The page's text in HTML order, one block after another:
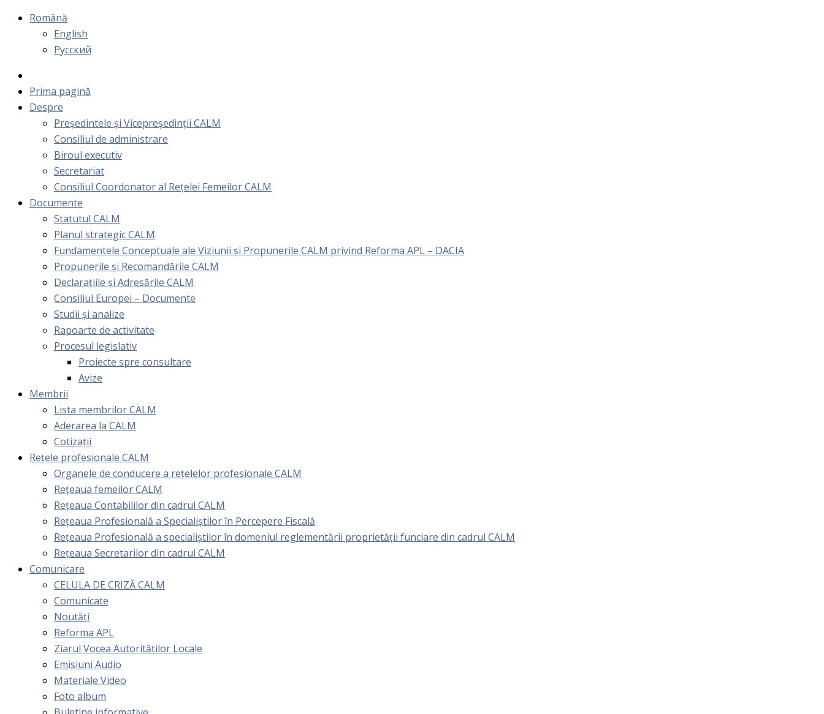
Română
English
Русский
Prima pagină
Despre
Președintele și Vicepreședinții CALM
Consiliul de administrare
Biroul executiv
Secretariat
Consiliul Coordonator al Rețelei Femeilor CALM
Documente
Statutul CALM
Planul strategic CALM
Fundamentele Conceptuale ale Viziunii și Propunerile CALM privind Reforma APL – DACIA
Propunerile și Recomandările CALM
Declarațiile și Adresările CALM
Consiliul Europei – Documente
Studii și analize
Rapoarte de activitate
Procesul legislativ
Proiecte spre consultare
Avize
Membrii
Lista membrilor CALM
Aderarea la CALM
Cotizaţii
Rețele profesionale CALM
Organele de conducere a rețelelor profesionale CALM
Rețeaua femeilor CALM
Rețeaua Contabililor din cadrul CALM
Rețeaua Profesională a Specialiștilor în Percepere Fiscală
Reţeaua Profesională a specialiştilor în domeniul reglementării proprietăţii funciare din cadrul CALM
Rețeaua Secretarilor din cadrul CALM
Comunicare
CELULA DE CRIZĂ CALM
Comunicate
Noutăți
Reforma APL
Ziarul Vocea Autorităților Locale
Emisiuni Audio
Materiale Video
Foto album